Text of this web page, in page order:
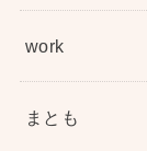
work
まとも